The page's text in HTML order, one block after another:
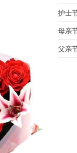
护士
母亲
父亲